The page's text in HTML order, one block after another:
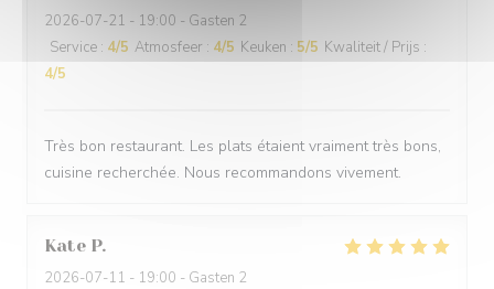
2026-07-21 - 19:00 - Gasten 2
Service : 4/5 Atmosfeer : 4/5 Keuken : 5/5 Kwaliteit / Prijs :
4/5
Très bon restaurant. Les plats étaient vraiment très bons,
cuisine recherchée. Nous recommandons vivement.
Kate P
2026-07-11 - 19:00 - Gasten 2